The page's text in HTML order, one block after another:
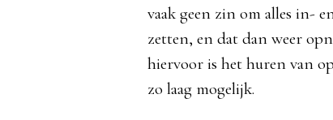
vaak geen zin om alles in-
zetten, en dat dan weer
hiervoor is het huren van
zo laag mogelijk.